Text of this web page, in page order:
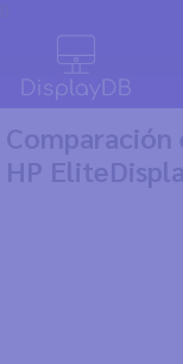
Comparación
HP